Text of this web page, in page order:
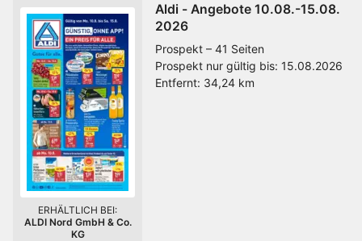
Aldi - Angebote 10.08.-15.08.
2026
Prospekt – 41 Seiten
Prospekt nur gültig bis: 15.08.2026
Entfernt: 34,24 km
ERHÄLTLICH BEI:
ALDI Nord GmbH & Co.
KG